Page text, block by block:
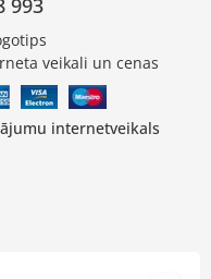
993
internetveikals